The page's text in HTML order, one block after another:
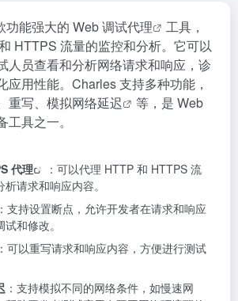
功能强大的 Web 调试代理
工具，
HTTPS 流量的监控和分析。它可以
人员查看和分析网络请求和响应，诊
应用性能。Charles 支持多种功能，
写、 模拟网络延迟
等，是 Web
具之一。
代理
：可以代理 HTTP 和 HTTPS 流
请求和响应内容。
：支持设置断点，允许开发者在请求和响应
和修改。
：可以重写请求和响应内容，方便进行测试
：支持模拟不同的网络条件，如慢速网